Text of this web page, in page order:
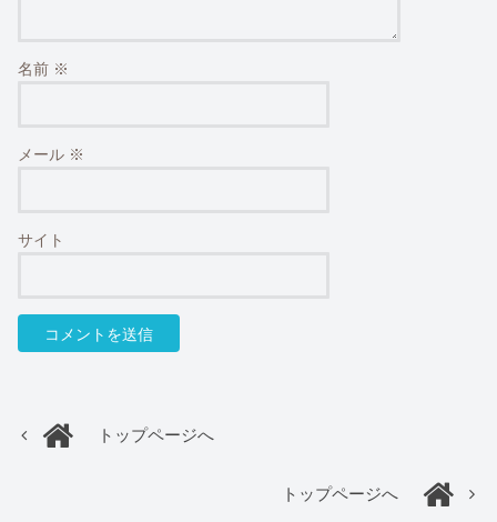
名前 ※
メール ※
サイト
トップページへ
トップページへ